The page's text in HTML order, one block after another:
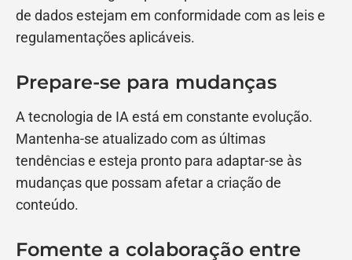
de dados estejam em conformidade com as leis e
regulamentações aplicáveis.
Prepare-se para mudanças
A tecnologia de IA está em constante evolução.
Mantenha-se atualizado com as últimas
tendências e esteja pronto para adaptar-se às
mudanças que possam afetar a criação de
conteúdo.
Fomente a colaboração entre